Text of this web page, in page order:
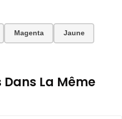
Magenta Jaune
La Même